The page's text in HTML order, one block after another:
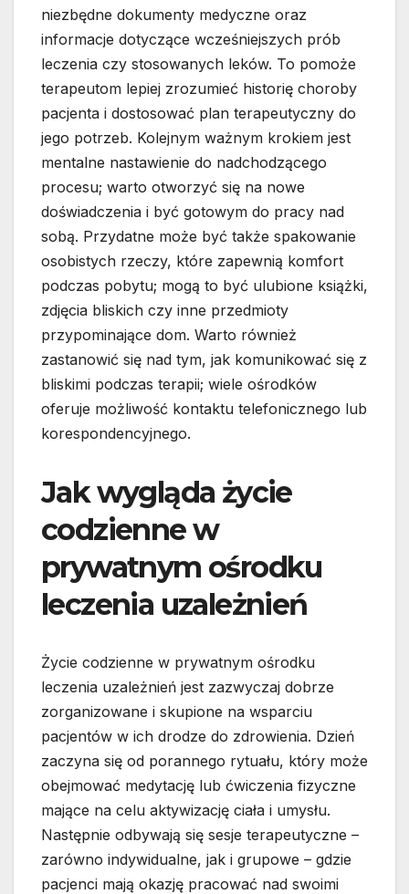
niezbędne dokumenty medyczne oraz
informacje dotyczące wcześniejszych prób
leczenia czy stosowanych leków. To pomoże
terapeutom lepiej zrozumieć historię choroby
pacjenta i dostosować plan terapeutyczny do
jego potrzeb. Kolejnym ważnym krokiem jest
mentalne nastawienie do nadchodzącego
procesu; warto otworzyć się na nowe
doświadczenia i być gotowym do pracy nad
sobą. Przydatne może być także spakowanie
osobistych rzeczy, które zapewnią komfort
podczas pobytu; mogą to być ulubione książki,
zdjęcia bliskich czy inne przedmioty
przypominające dom. Warto również
zastanowić się nad tym, jak komunikować się z
bliskimi podczas terapii; wiele ośrodków
oferuje możliwość kontaktu telefonicznego lub
korespondencyjnego.
Jak wygląda życie
codzienne w
prywatnym ośrodku
leczenia uzależnień
Życie codzienne w prywatnym ośrodku
leczenia uzależnień jest zazwyczaj dobrze
zorganizowane i skupione na wsparciu
pacjentów w ich drodze do zdrowienia. Dzień
zaczyna się od porannego rytuału, który może
obejmować medytację lub ćwiczenia fizyczne
mające na celu aktywizację ciała i umysłu.
Następnie odbywają się sesje terapeutyczne –
zarówno indywidualne, jak i grupowe – gdzie
pacjenci mają okazję pracować nad swoimi